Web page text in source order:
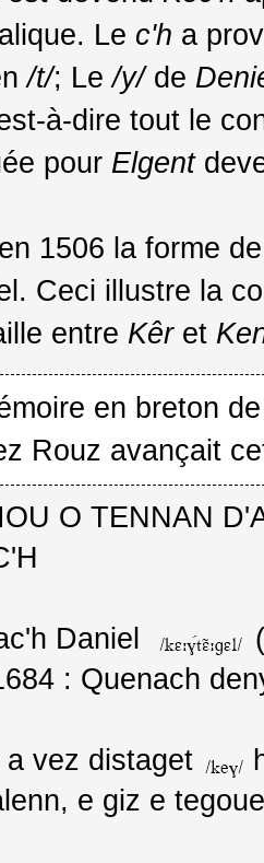
Le c'h a
/t/; Le/y/de
à-dire tout le
pour Elgent
1506 la forme
Ceci illustre la
entre Kêret
en breton
Rouz avançait
O TENNAN
Daniel
: Quenach
a vez distaget
e giz e